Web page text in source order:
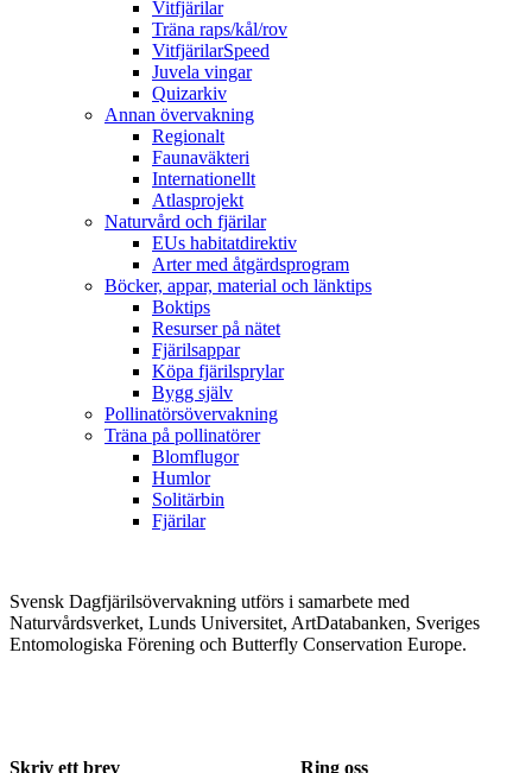
Vitfjärilar
Träna raps/kål/rov
VitfjärilarSpeed
Juvela vingar
Quizarkiv
Annan övervakning
Regionalt
Faunaväkteri
Internationellt
Atlasprojekt
Naturvård och fjärilar
EUs habitatdirektiv
Arter med åtgärdsprogram
Böcker, appar, material och länktips
Boktips
Resurser på nätet
Fjärilsappar
Köpa fjärilsprylar
Bygg själv
Pollinatörsövervakning
Träna på pollinatörer
Blomflugor
Humlor
Solitärbin
Fjärilar
Svensk Dagfjärilsövervakning utförs i samarbete med
Naturvårdsverket, Lunds Universitet, ArtDatabanken, Sveriges
Entomologiska Förening och Butterfly Conservation Europe.
Skriv ett brev Ring oss